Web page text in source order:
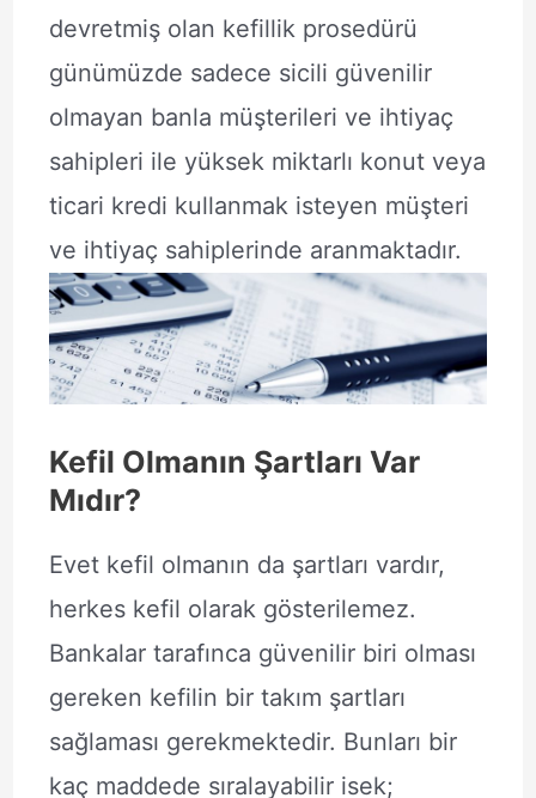
devretmiş olan kefillik prosedürü
günümüzde sadece sicili güvenilir
olmayan banla müşterileri ve ihtiyaç
sahipleri ile yüksek miktarlı konut veya
ticari kredi kullanmak isteyen müşteri
ve ihtiyaç sahiplerinde aranmaktadır.
Kefil Olmanın Şartları Var
Mıdır?
Evet kefil olmanın da şartları vardır,
herkes kefil olarak gösterilemez.
Bankalar tarafınca güvenilir biri olması
gereken kefilin bir takım şartları
sağlaması gerekmektedir. Bunları bir
kaç maddede sıralayabilir isek;